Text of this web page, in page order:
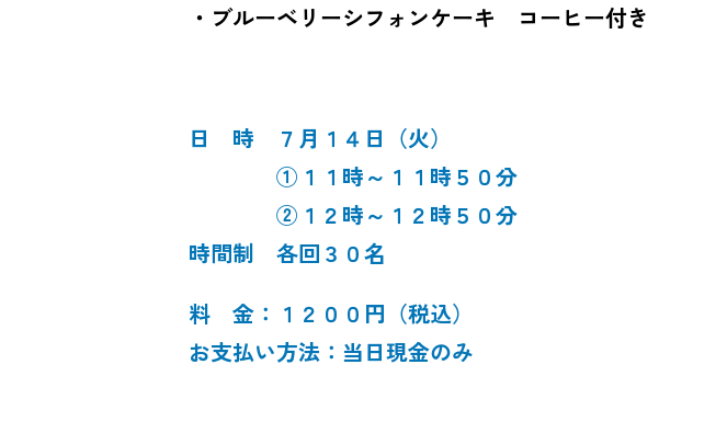
・ブルーベリーシフォンケーキ コーヒー付き
日 時 ７月１４日（火）
①１１時～１１時５０分
②１２時～１２時５０分
時間制 各回３０名
料 金：１２００円（税込）
お支払い方法：当日現金のみ